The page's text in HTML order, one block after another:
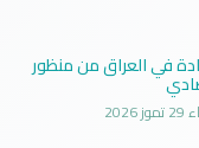
في العراق من منظور